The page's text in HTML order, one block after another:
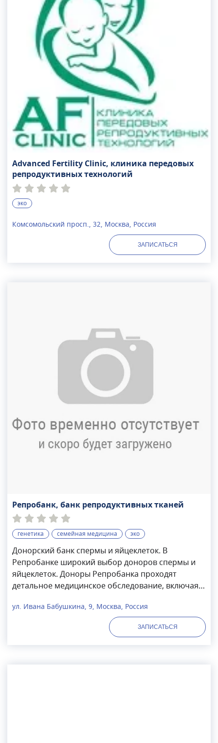
спермограммы, лабораторные анализы, УЗИ,
исследование гормонального фона, проверку
совместимости. Несомненным преимуществом
клиники является наличие собственной
операционной, где проводятся эндоскопические
операции – лапароскопия и гистероскопия,
дающие возможность выявить и устранить
причины бесплодия.
Advanced Fertility Clinic, клиника передовых
репродуктивных технологий
эко
Комсомольский просп., 32, Москва, Россия
ЗАПИСАТЬСЯ
Репробанк, банк репродуктивных тканей
генетика семейная медицина эко
Донорский банк спермы и яйцеклеток. В
Репробанке широкий выбор доноров спермы и
яйцеклеток. Доноры Репробанка проходят
детальное медицинское обследование, включая
психологом. Наши врачи готовы помочь вам при
выборе донора. Консультация по подбору донора
может быть в очном и дистанционном формате.
ул. Ивана Бабушкина, 9, Москва, Россия
ЗАПИСАТЬСЯ